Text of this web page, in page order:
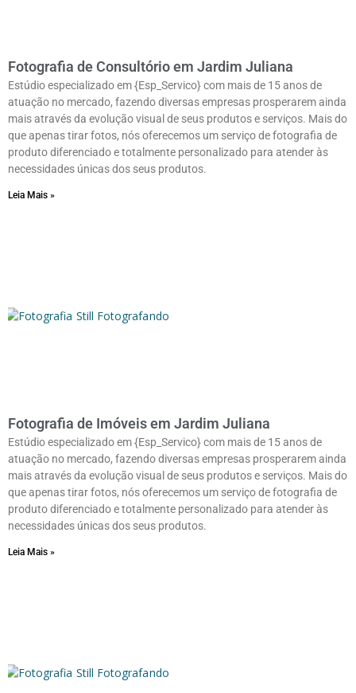
Fotografia de Consultório em Jardim Juliana
Estúdio especializado em {Esp_Servico} com mais de 15 anos de
atuação no mercado, fazendo diversas empresas prosperarem ainda
mais através da evolução visual de seus produtos e serviços. Mais do
que apenas tirar fotos, nós oferecemos um serviço de fotografia de
produto diferenciado e totalmente personalizado para atender às
necessidades únicas dos seus produtos.
Leia Mais »
Fotografia de Imóveis em Jardim Juliana
Estúdio especializado em {Esp_Servico} com mais de 15 anos de
atuação no mercado, fazendo diversas empresas prosperarem ainda
mais através da evolução visual de seus produtos e serviços. Mais do
que apenas tirar fotos, nós oferecemos um serviço de fotografia de
produto diferenciado e totalmente personalizado para atender às
necessidades únicas dos seus produtos.
Leia Mais »